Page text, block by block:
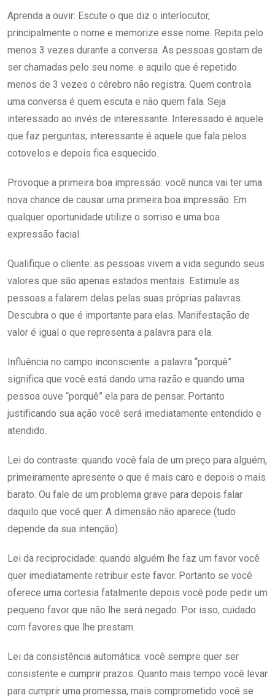
Aprenda a ouvir: Escute o que diz o interlocutor,
principalmente o nome e memorize esse nome. Repita pelo
menos 3 vezes durante a conversa. As pessoas gostam de
ser chamadas pelo seu nome. e aquilo que é repetido
menos de 3 vezes o cérebro não registra. Quem controla
uma conversa é quem escuta e não quem fala. Seja
interessado ao invés de interessante. Interessado é aquele
que faz perguntas; interessante é aquele que fala pelos
cotovelos e depois fica esquecido.
Provoque a primeira boa impressão: você nunca vai ter uma
nova chance de causar uma primeira boa impressão. Em
qualquer oportunidade utilize o sorriso e uma boa
expressão facial.
Qualifique o cliente: as pessoas vivem a vida segundo seus
valores que são apenas estados mentais. Estimule as
pessoas a falarem delas pelas suas próprias palavras.
Descubra o que é importante para elas. Manifestação de
valor é igual o que representa a palavra para ela.
Influência no campo inconsciente: a palavra “porquê”
significa que você está dando uma razão e quando uma
pessoa ouve “porquê” ela para de pensar. Portanto
justificando sua ação você será imediatamente entendido e
atendido.
Lei do contraste: quando você fala de um preço para alguém,
primeiramente apresente o que é mais caro e depois o mais
barato. Ou fale de um problema grave para depois falar
daquilo que você quer. A dimensão não aparece (tudo
depende da sua intenção).
Lei da reciprocidade: quando alguém lhe faz um favor você
quer imediatamente retribuir este favor. Portanto se você
oferece uma cortesia fatalmente depois você pode pedir um
pequeno favor que não lhe será negado. Por isso, cuidado
com favores que lhe prestam.
Lei da consistência automática: você sempre quer ser
consistente e cumprir prazos. Quanto mais tempo você levar
para cumprir uma promessa, mais comprometido você se